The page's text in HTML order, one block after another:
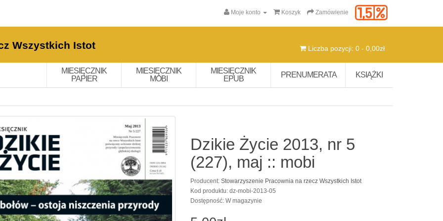
Moje konto Koszyk Zamówienie
Wszystkich Istot Liczba pozycji: 0 - 0,00zł
MIESIĘCZNIK
PAPIER
MIESIĘCZNIK
MOBI
MIESIĘCZNIK
EPUB
PRENUMERATA KSIĄŻKI
Dzikie Życie 2013, nr 5
(227), maj :: mobi
Producent:Stowarzyszenie Pracownia na rzecz Wszystkich Istot
Kod produktu: dz-mobi-2013-05
Dostępność: W magazynie